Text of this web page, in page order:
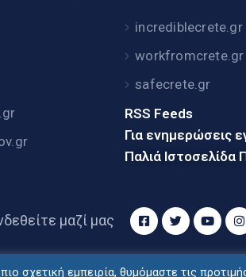
incrediblecrete.gr
workfromcrete.gr
safecrete.gr
RSS Feeds
Για ενημερώσεις
Παλιά Ιστοσελίδα
μαζί μας
σχετική εμπειρία, θυμόμαστε τις